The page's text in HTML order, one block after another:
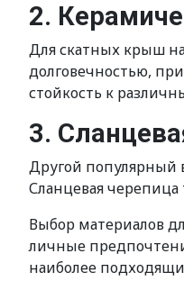
2.
Для скатных крыш
долговечностью,
стойкость к
3.
Другой популярный
Сланцевая
Выбор материалов
личные
наиболее